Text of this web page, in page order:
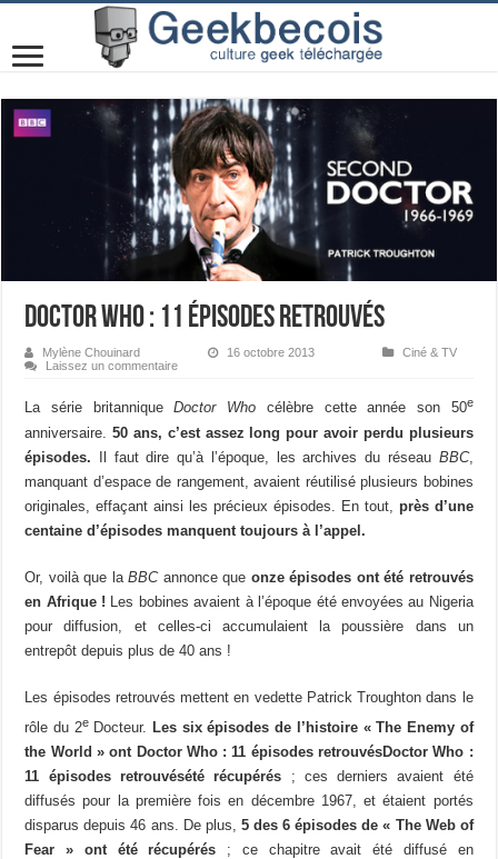
Doctor Who : 11 épisodes retrouvés
Mylène Chouinard 16 octobre 2013
Ciné & TV
Laissez un commentaire
La série britanniqueDoctor Who célèbre cette année son 50e
anniversaire.50 ans, c’est assez long pour avoir perdu plusieurs
épisodes. Il faut dire qu’à l’époque, les archives du réseau BBC,
manquant d’espace de rangement, avaient réutilisé plusieurs bobines
originales, effaçant ainsi les précieux épisodes. En tout, près d’une
centaine d’épisodes manquent toujours à l’appel.
Or, voilà que laBBCannonce que onze épisodes ont été retrouvés
en Afrique ! Les bobines avaient à l’époque été envoyées au Nigeria
pour diffusion, et celles-ci accumulaient la poussière dans un
entrepôt depuis plus de 40 ans !
Les épisodes retrouvés mettent en vedette Patrick Troughton dans le
rôle du 2eDocteur.
Les six épisodes de l’histoire « The Enemy of
the World » ont Doctor Who : 11 épisodes retrouvésDoctor Who :
11 épisodes retrouvésété récupérés ; ces derniers avaient été
diffusés pour la première fois en décembre 1967, et étaient portés
disparus depuis 46 ans. De plus, 5 des 6 épisodes de « The Web of
Fear » ont été récupérés ; ce chapitre avait été diffusé en